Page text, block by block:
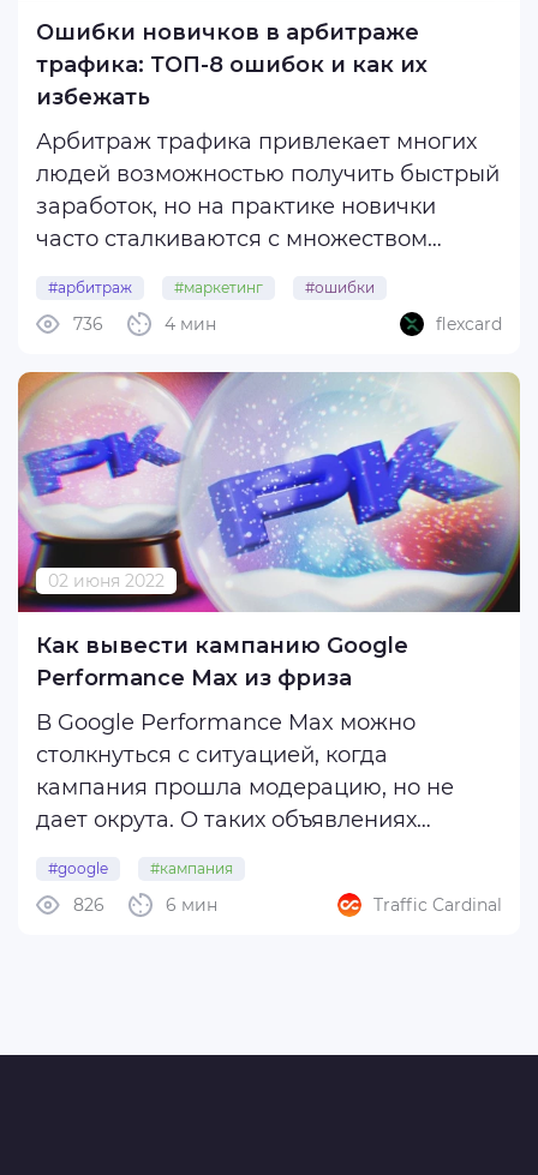
Ошибки новичков в арбитраже
трафика: ТОП-8 ошибок и как их
избежать
Арбитраж трафика привлекает многих
людей возможностью получить быстрый
заработок, но на практике новички
часто сталкиваются с множеством
знаний может привести к серьезным
потерям, поэтому важно заранее знать о
распространенных ошибках и понимать,
как их ...
#арбитраж #маркетинг #ошибки
#арбитражтрафика4 мин
736 flexcard
02 июня 2022
Как вывести кампанию Google
Performance Max из фриза
В Google Performance Max можно
столкнуться с ситуацией, когда
кампания прошла модерацию, но не
дает окрута. О таких объявлениях
насущная проблема для
арбитражников, которые льют
#google #кампания
#google_performance_max
6 мин
826 Traffic Cardinal